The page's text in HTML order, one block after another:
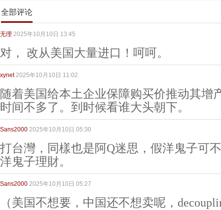
全部评论
无理 2025年10月10日 13:45
对， 改从美国大量进口！呵呵。
xynet 2025年10月10日 11:02
随着美国给本土企业保障购买价推动其增
时间不多了。到时候看谁大头朝下。
Sans2000 2025年10月10日 05:30
打台灣，同樣也是阿Q迷思，假洋鬼子可
洋鬼子理財。
Sans2000 2025年10月10日 05:27
（美国不想要，中国还不想卖呢，